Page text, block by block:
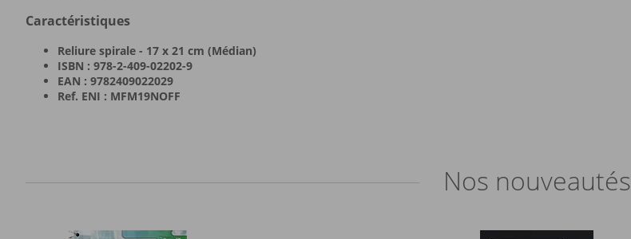
Caractéristiques
Reliure spirale - 17 x 21 cm (Médian)
ISBN : 978-2-409-02202-9
EAN : 9782409022029
Ref. ENI : MFM19NOFF
Nos nouveautés